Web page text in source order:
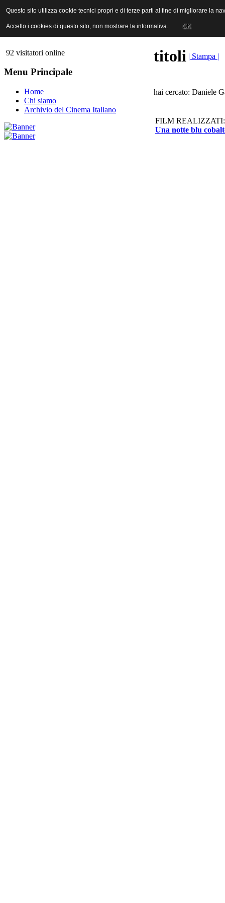
ANICA | Associazione Nazionale Industrie Cinematografiche
92 visitatori online
Menu Principale
Home
Chi siamo
Archivio del Cinema Italiano
titoli | Stampa |
hai cercato: Daniele
FILM REALIZZATI:
Una notte blu
Questo sito utilizza cookie tecnici propri e di terze parti al fine di migliorare la
Accetto i cookies di questo sito, non mostrare la informativa. OK
Questo sito utilizza cookie tecnici propri e di terze parti al fine di migliorare la
Accetto i cookies di questo sito, non mostrare la informativa. OK